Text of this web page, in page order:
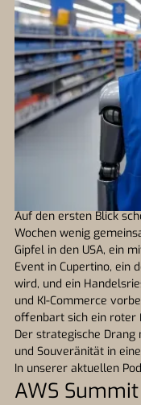
Auf den ersten Blick
Wochen wenig
Gipfel in den USA, ein
Event in Cupertino, ein
wird, und ein
und KI-Commerce
offenbart sich ein roter
Der strategische Drang
und Souveränität in
In unserer aktuellen
AWS